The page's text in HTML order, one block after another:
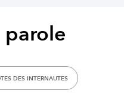
parole
DES INTERNAUTES